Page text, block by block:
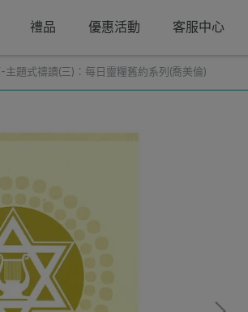
禮品 優惠活動 客服中心
主題式禱讀(三)：每日靈糧舊約系列(喬美倫)